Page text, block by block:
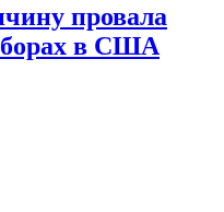
провала
в США